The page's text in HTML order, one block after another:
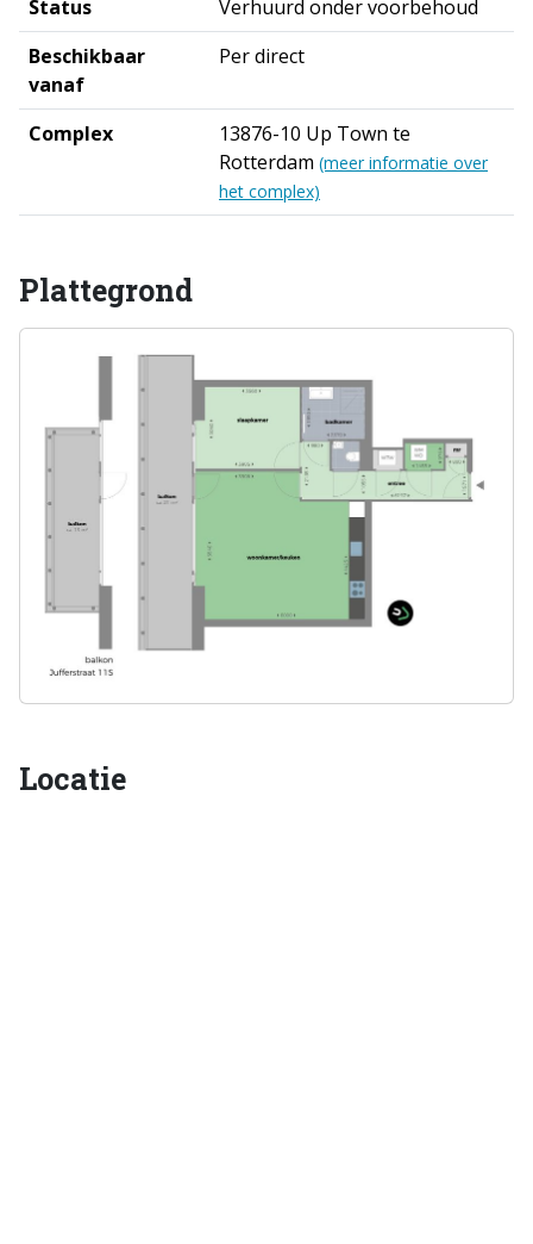
Status
Verhuurd onder voorbehoud
Beschikbaar
vanaf
Per direct
Complex
13876-10 Up Town te
Rotterdam (meer informatie over
het complex)
Plattegrond
Locatie